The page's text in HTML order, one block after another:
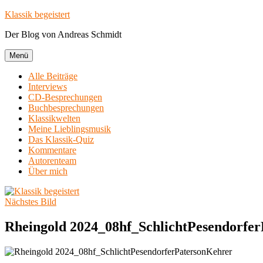
Zum
springen
Klassik begeistert
Der Blog von Andreas Schmidt
Menü
Alle Beiträge
Interviews
CD-Besprechungen
Buchbesprechungen
Klassikwelten
Meine Lieblingsmusik
Das Klassik-Quiz
Kommentare
Autorenteam
Über mich
Nächstes Bild
Rheingold